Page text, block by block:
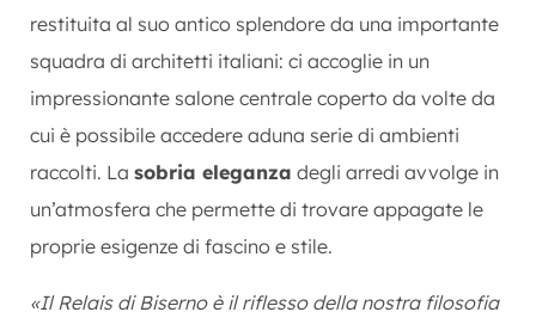
restituita al suo antico splendore da una importante
squadra di architetti italiani: ci accoglie in un
impressionante salone centrale coperto da volte da
cui è possibile accedere aduna serie di ambienti
raccolti. La sobria eleganza degli arredi avvolge in
un’atmosfera che permette di trovare appagate le
proprie esigenze di fascino e stile.
«Il Relais di Biserno è il riflesso della nostra filosofia